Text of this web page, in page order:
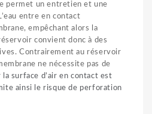
permet un entretien et une
entre en contact
empêchant alors la
convient donc à des
Contrairement au réservoir
ne nécessite pas de
la surface d’air en contact est
ainsi le risque de perforation